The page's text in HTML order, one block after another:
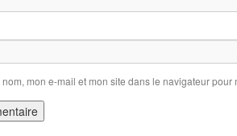
mon e-mail et mon site dans le navigateur